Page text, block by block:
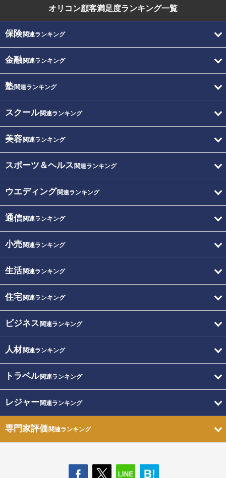
オリコン顧客満足度ランキング一覧
保険関連ランキング
金融関連ランキング
塾関連ランキング
スクール関連ランキング
美容関連ランキング
スポーツ＆ヘルス 関連ランキング
ウエディング関連ランキング
通信関連ランキング
小売関連ランキング
生活関連ランキング
住宅関連ランキング
ビジネス 関連ランキング
人材関連ランキング
トラベル関連ランキング
レジャー関連ランキング
専門家評価関連ランキング